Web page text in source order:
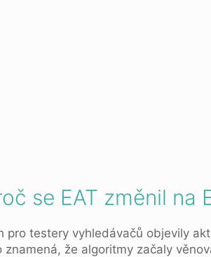
se EAT změnil na
pro testery vyhledávačů objevily
znamená, že algoritmy začaly